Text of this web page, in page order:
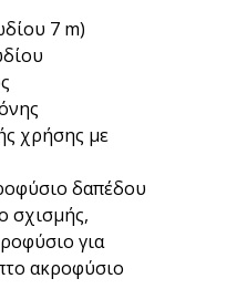
7 m)
χρήσης με
δαπέδου
σχισμής,
για
ακροφύσιο